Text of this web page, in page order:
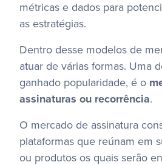
métricas e dados para
as estratégias.
Dentro desse modelos de
atuar de várias formas. Uma
ganhado popularidade, é o
assinaturas ou recorrência.
O mercado de assinatura
plataformas que reúnam em
ou produtos os quais serão